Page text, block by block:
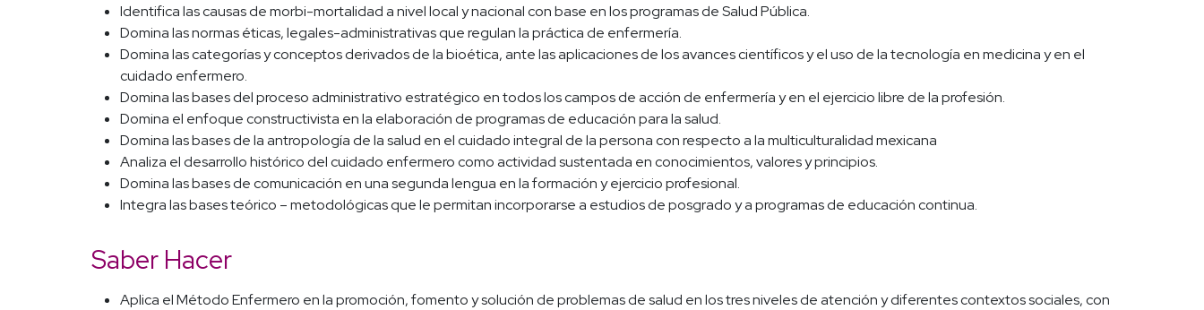
Identifica las causas de morbi-mortalidad a nivel local y nacional con base en los programas de Salud Pública.
Domina las normas éticas, legales-administrativas que regulan la práctica de enfermería.
Domina las categorías y conceptos derivados de la bioética, ante las aplicaciones de los avances científicos y el uso de la tecnología en medicina y en el
cuidado enfermero.
Domina las bases del proceso administrativo estratégico en todos los campos de acción de enfermería y en el ejercicio libre de la profesión.
Domina el enfoque constructivista en la elaboración de programas de educación para la salud.
Domina las bases de la antropología de la salud en el cuidado integral de la persona con respecto a la multiculturalidad mexicana
Analiza el desarrollo histórico del cuidado enfermero como actividad sustentada en conocimientos, valores y principios.
Domina las bases de comunicación en una segunda lengua en la formación y ejercicio profesional.
Integra las bases teórico – metodológicas que le permitan incorporarse a estudios de posgrado y a programas de educación continua.
Saber Hacer
Aplica el Método Enfermero en la promoción, fomento y solución de problemas de salud en los tres niveles de atención y diferentes contextos sociales, con